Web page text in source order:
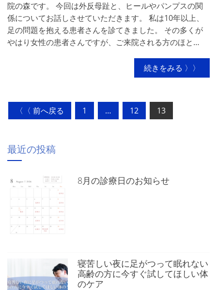
院の森です。 今回は外反母趾と、ヒールやパンプスの関
係についてお話しさせていただきます。 私は10年以上、
足の問題を抱える患者さんを診てきました。 その多くが
やはり女性の患者さんですが、ご来院される方のほと…
続きをみる 〉〉
稿
ペ
ジ
送
り
〈〈 前へ戻る 1 … 12 13
最近の投稿
8月の診療日のお知らせ
寝苦しい夜に足がつって眠れない
高齢の方に今すぐ試してほしい体
のケア